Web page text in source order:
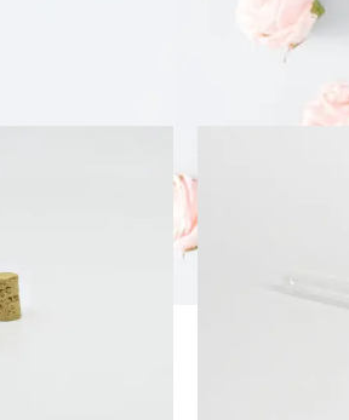
pribora na vašu adresu. Otkrijte našu